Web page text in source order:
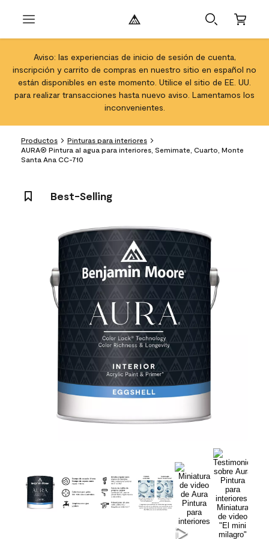
Aviso: las experiencias de inicio de sesión de cuenta,
inscripción y carrito de compras en nuestro sitio en español no
están disponibles en este momento. Utilice el sitio de EE. UU.
para realizar transacciones hasta nuevo aviso. Lamentamos los
inconvenientes.
Productos
Pinturas para interiores
AURA® Pintura al agua para interiores, Semimate, Cuarto, Monte
Santa Ana CC-710
Best-Selling